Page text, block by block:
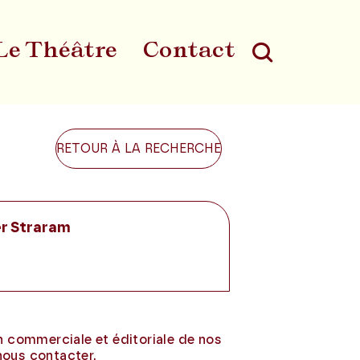
Théâtre Contact
Au
RETOUR À LA RECHERCHE
Straram
commerciale et éditoriale de nos
contacter.